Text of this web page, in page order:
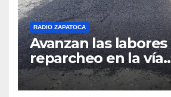
RADIO ZAPATOCA
Avanzan las labores
reparcheo en la vía
Zapatoca–Girón
apoyo voluntario